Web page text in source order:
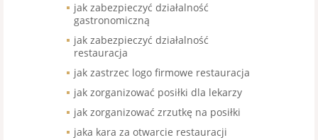
jak zabezpieczyć działalność
gastronomiczną
jak zabezpieczyć działalność
restauracja
jak zastrzec logo firmowe restauracja
jak zorganizować posiłki dla lekarzy
jak zorganizować zrzutkę na posiłki
jaka kara za otwarcie restauracji